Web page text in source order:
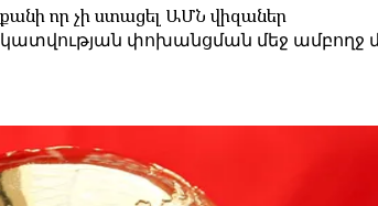
որ չի ստացել ԱՄՆ վիզաներ
փոխանցման մեջ ամբողջ